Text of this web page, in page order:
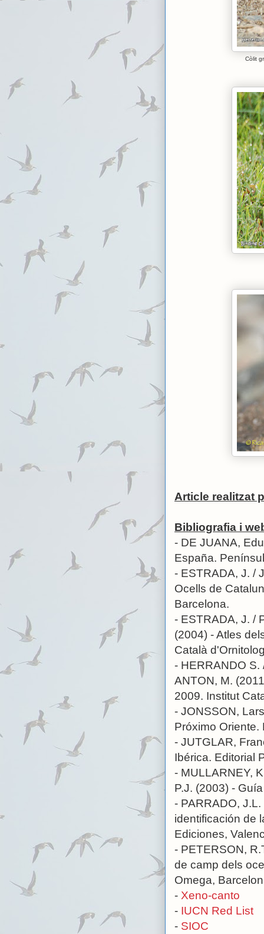
Còlit
Article realitzat
Bibliografia i
- DE JUANA,
España.
- ESTRADA, J. /
Ocells de
Barcelona.
- ESTRADA, J. /
(2004) - Atles
Català
- HERRANDO S.
ANTON, M.
2009. Institut
- JONSSON,
Próximo
- JUTGLAR,
Ibérica. Editorial
- MULLARNEY,
P.J. (2003) -
- PARRADO,
identificación de
Ediciones,
- PETERSON,
de camp dels
Omega,
- Xeno-canto
- IUCN Red List
- SIOC